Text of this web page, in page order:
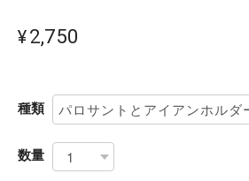
¥2,750
種類
数量